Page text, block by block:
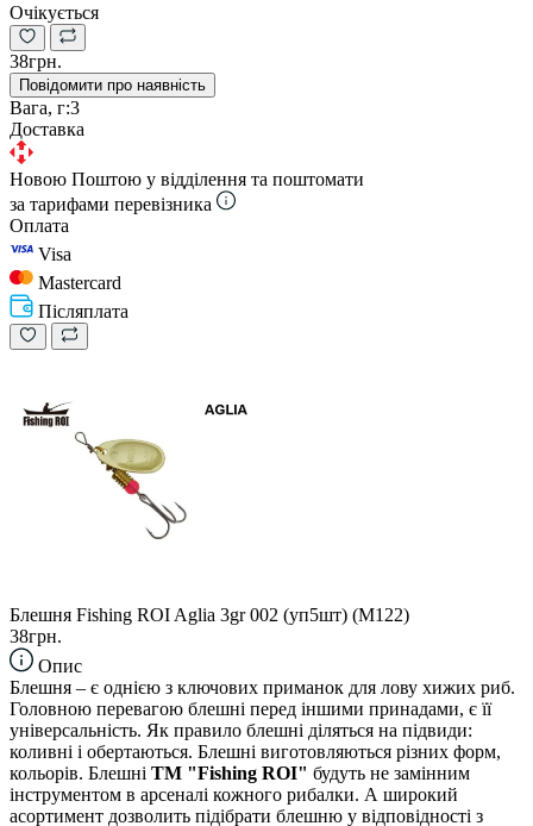
Очікується
38грн.
Повідомити про наявність
Вага, г:3
Доставка
Новою Поштою у відділення та поштомати
за тарифами перевізника
Оплата
Visa
Mastercard
Післяплата
Блешня Fishing ROI Aglia 3gr 002 (уп5шт) (M122)
38грн.
Опис
Блешня – є однією з ключових приманок для лову хижих риб.
Головною перевагою блешні перед іншими принадами, є її
універсальність. Як правило блешні діляться на підвиди:
коливні і обертаються. Блешні виготовляються різних форм,
кольорів. Блешні TM "Fishing ROI" будуть не замінним
інструментом в арсеналі кожного рибалки. А широкий
асортимент дозволить підібрати блешню у відповідності з